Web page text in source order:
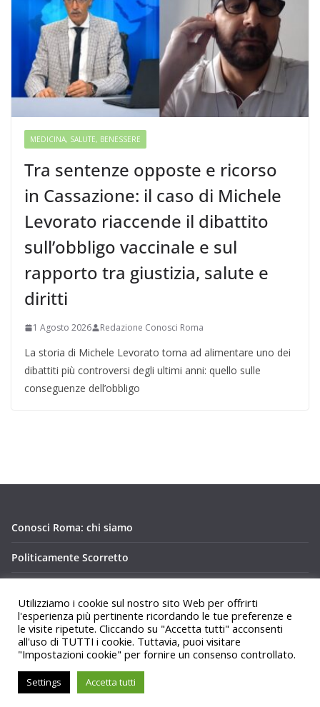
MEDICINA, SALUTE, BENESSERE
Tra sentenze opposte e ricorso
in Cassazione: il caso di Michele
Levorato riaccende il dibattito
sull’obbligo vaccinale e sul
rapporto tra giustizia, salute e
diritti
1 Agosto 2026 Redazione Conosci Roma
La storia di Michele Levorato torna ad alimentare uno dei
dibattiti più controversi degli ultimi anni: quello sulle
conseguenze dell’obbligo
Conosci Roma: chi siamo
Politicamente Scorretto
Copyright © 2026Conosci Roma
Tema:
ColorMagdi ThemeGrill. Powered by
Utilizziamo i cookie sul nostro sito Web per offrirti
l'esperienza più pertinente ricordando le tue preferenze e
le visite ripetute. Cliccando su "Accetta tutti" acconsenti
all'uso di TUTTI i cookie. Tuttavia, puoi visitare
"Impostazioni cookie" per fornire un consenso controllato.
Settings Accetta tutti